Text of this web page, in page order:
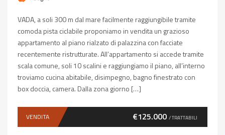
VADA, a soli 300 m dal mare facilmente raggiungibile tramite
comoda pista ciclabile proponiamo in vendita un grazioso
appartamento al piano rialzato di palazzina con facciate
recentemente ristrutturate. All’appartamento si accede tramite
scala comune, soli 10 scalini e raggiungiamo il piano, all’interno
troviamo cucina abitabile, disimpegno, bagno finestrato con
box doccia, camera. Dalla zona giorno […]
VENDITA €125.000 / TRATTABILI